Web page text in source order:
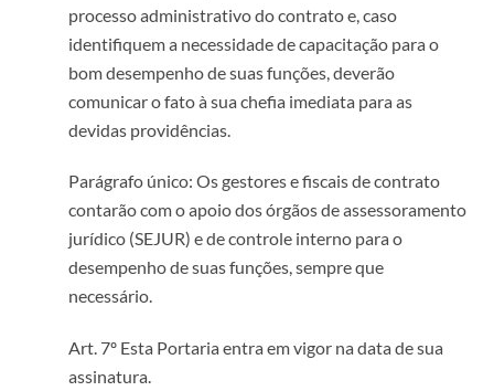
processo administrativo do contrato e, caso
identifiquem a necessidade de capacitação para o
bom desempenho de suas funções, deverão
comunicar o fato à sua chefia imediata para as
devidas providências.
Parágrafo único: Os gestores e fiscais de contrato
contarão com o apoio dos órgãos de assessoramento
jurídico (SEJUR) e de controle interno para o
desempenho de suas funções, sempre que
necessário.
Art. 7º Esta Portaria entra em vigor na data de sua
assinatura.